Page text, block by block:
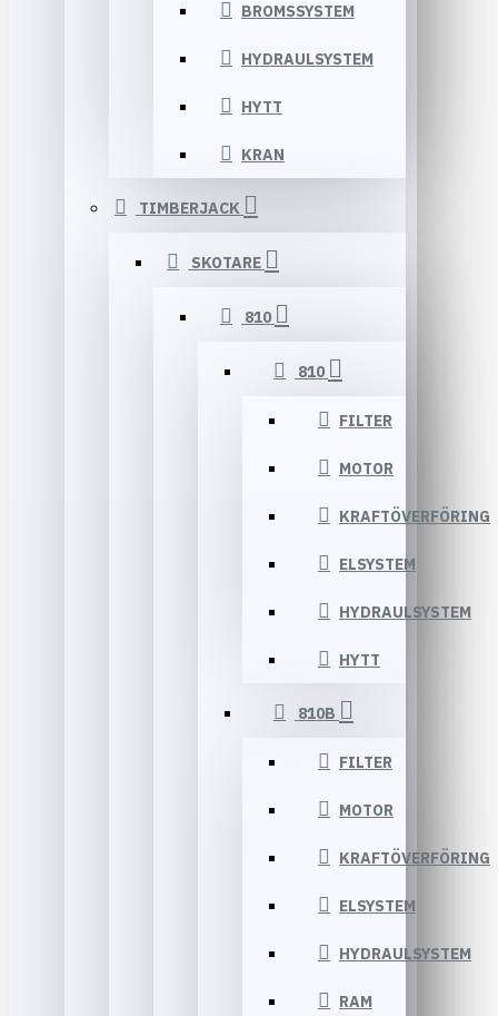
BROMSSYSTEM
HYDRAULSYSTEM
HYTT
KRAN
TIMBERJACK
SKOTARE
810
810
FILTER
MOTOR
KRAFTÖVERFÖRING
ELSYSTEM
HYDRAULSYSTEM
HYTT
810B
FILTER
MOTOR
KRAFTÖVERFÖRING
ELSYSTEM
HYDRAULSYSTEM
RAM